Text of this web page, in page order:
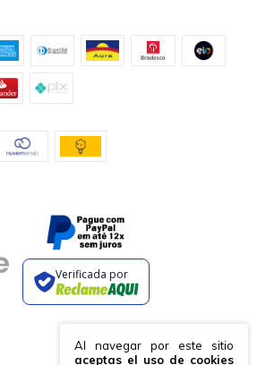
Al navegar por este sitio
aceptas el uso de cookies
Verificada por